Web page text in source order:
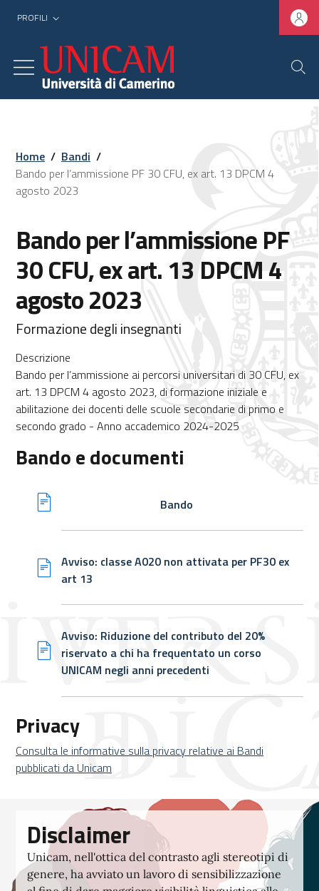
PROFILI
Home / Bandi /
Bando per l’ammissione PF 30 CFU, ex art. 13 DPCM 4
agosto 2023
Bando per l’ammissione PF
30 CFU, ex art. 13 DPCM 4
agosto 2023
Formazione degli insegnanti
Descrizione
Bando per l’ammissione ai percorsi universitari di 30 CFU, ex
art. 13 DPCM 4 agosto 2023, di formazione iniziale e
abilitazione dei docenti delle scuole secondarie di primo e
secondo grado - Anno accademico 2024-2025
Bando e documenti
Bando
Avviso: classe A020 non attivata per PF30 ex
art 13
Avviso: Riduzione del contributo del 20%
riservato a chi ha frequentato un corso
UNICAM negli anni precedenti
Privacy
Consulta le informative sulla privacy relative ai Bandi
pubblicati da Unicam
Disclaimer
Unicam, nell'ottica del contrasto agli stereotipi di
genere, ha avviato un lavoro di sensibilizzazione